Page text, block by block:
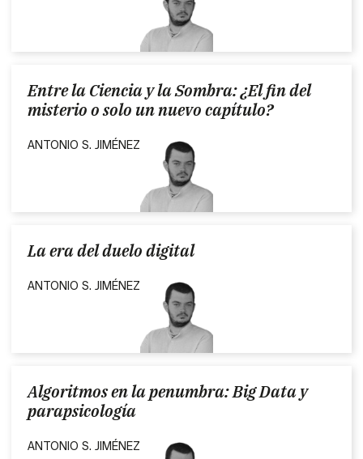
Entre la Ciencia y la Sombra: ¿El fin del
misterio o solo un nuevo capítulo?
ANTONIO S. JIMÉNEZ
La era del duelo digital
ANTONIO S. JIMÉNEZ
Algoritmos en la penumbra: Big Data y
parapsicología
ANTONIO S. JIMÉNEZ